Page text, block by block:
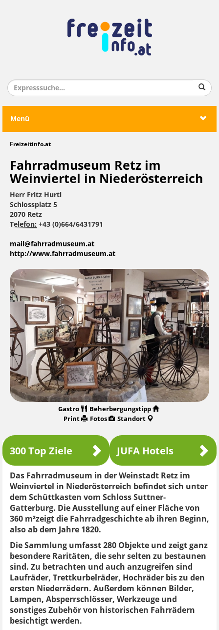
Menü
Freizeitinfo.at
Fahrradmuseum Retz im
Weinviertel in Niederösterreich
Herr Fritz Hurtl
Schlossplatz 5
2070 Retz
Telefon: +43 (0)664/6431791
mail@fahrradmuseum.at
http://www.fahrradmuseum.at
Gastro
Beherbergungstipp
Print
Fotos Standort
300 Top Ziele JUFA Hotels
Das Fahrradmuseum in der Weinstadt Retz im
Weinviertel in Niederösterreich befindet sich unter
dem Schüttkasten vom Schloss Suttner-
Gatterburg. Die Ausstellung auf einer Fläche von
360 m²zeigt die Fahrradgeschichte ab ihren Beginn,
also ab dem Jahre 1820.
Die Sammlung umfasst 280 Objekte und zeigt ganz
besondere Raritäten, die sehr selten zu bestaunen
sind. Zu betrachten und auch anzugreifen sind
Laufräder, Trettkurbelräder, Hochräder bis zu den
ersten Niederrädern. Außerdem können Bilder,
Lampen, Absperrschlösser, Werkzeuge und
sonstiges Zubehör von historischen Fahrrädern
besichtigt werden.